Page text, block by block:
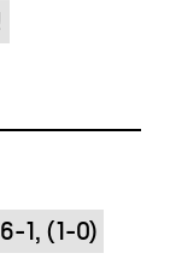
1, (1-0)